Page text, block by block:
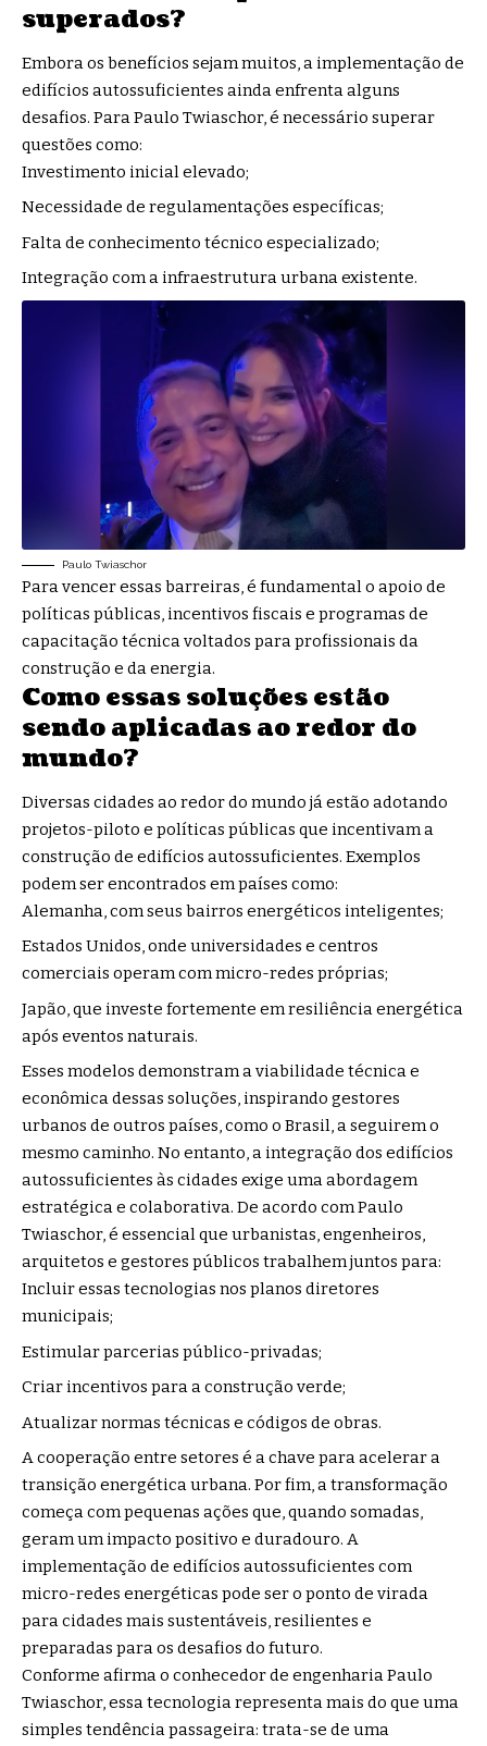
superados?
Embora os benefícios sejam muitos, a implementação de
edifícios autossuficientes ainda enfrenta alguns
desafios. Para Paulo Twiaschor, é necessário superar
questões como:
Investimento inicial elevado;
Necessidade de regulamentações específicas;
Falta de conhecimento técnico especializado;
Integração com a infraestrutura urbana existente.
Paulo Twiaschor
Para vencer essas barreiras, é fundamental o apoio de
políticas públicas, incentivos fiscais e programas de
capacitação técnica voltados para profissionais da
construção e da energia.
Como essas soluções estão
sendo aplicadas ao redor do
mundo?
Diversas cidades ao redor do mundo já estão adotando
projetos-piloto e políticas públicas que incentivam a
construção de edifícios autossuficientes. Exemplos
podem ser encontrados em países como:
Alemanha, com seus bairros energéticos inteligentes;
Estados Unidos, onde universidades e centros
comerciais operam com micro-redes próprias;
Japão, que investe fortemente em resiliência energética
após eventos naturais.
Esses modelos demonstram a viabilidade técnica e
econômica dessas soluções, inspirando gestores
urbanos de outros países, como o Brasil, a seguirem o
mesmo caminho. No entanto, a integração dos edifícios
autossuficientes às cidades exige uma abordagem
estratégica e colaborativa. De acordo com Paulo
Twiaschor, é essencial que urbanistas, engenheiros,
arquitetos e gestores públicos trabalhem juntos para:
Incluir essas tecnologias nos planos diretores
municipais;
Estimular parcerias público-privadas;
Criar incentivos para a construção verde;
Atualizar normas técnicas e códigos de obras.
A cooperação entre setores é a chave para acelerar a
transição energética urbana. Por fim, a transformação
começa com pequenas ações que, quando somadas,
geram um impacto positivo e duradouro. A
implementação de edifícios autossuficientes com
micro-redes energéticas pode ser o ponto de virada
para cidades mais sustentáveis, resilientes e
preparadas para os desafios do futuro.
Conforme afirma o conhecedor de engenharia Paulo
Twiaschor, essa tecnologia representa mais do que uma
simples tendência passageira: trata-se de uma